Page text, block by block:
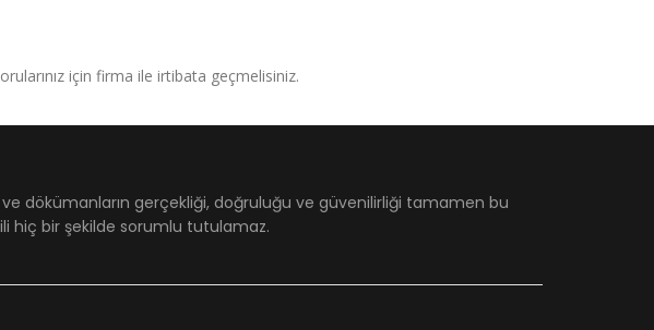
için firma ile irtibata geçmelisiniz.
dökümanların gerçekliği, doğruluğu ve güvenilirliği tamamen bu
hiç bir şekilde sorumlu tutulamaz.